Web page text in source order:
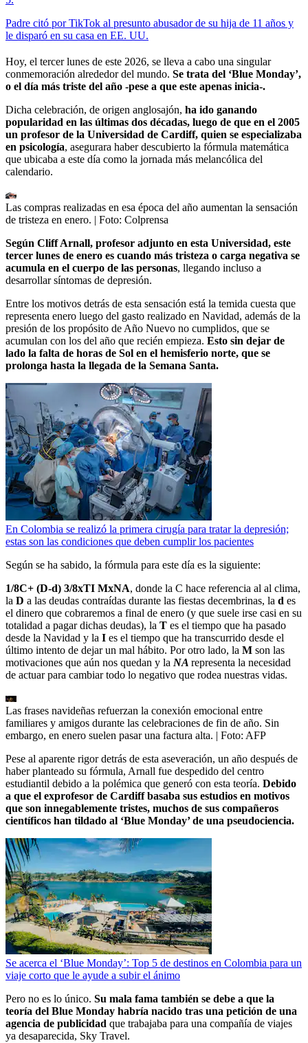
Padre citó por TikTok al presunto abusador de su hija de 11 años y
le disparó en su casa en EE. UU.
Hoy, el tercer lunes de este 2026, se lleva a cabo una singular
conmemoración alrededor del mundo. Se trata del ‘Blue Monday’,
o el día más triste del año -pese a que este apenas inicia-.
Dicha celebración, de origen anglosajón, ha ido ganando
popularidad en las últimas dos décadas, luego de que en el 2005
un profesor de la Universidad de Cardiff, quien se especializaba
en psicología, asegurara haber descubierto la fórmula matemática
que ubicaba a este día como la jornada más melancólica del
calendario.
Las compras realizadas en esa época del año aumentan la sensación
de tristeza en enero. | Foto: Colprensa
Según Cliff Arnall, profesor adjunto en esta Universidad, este
tercer lunes de enero es cuando más tristeza o carga negativa se
acumula en el cuerpo de las personas, llegando incluso a
desarrollar síntomas de depresión.
Entre los motivos detrás de esta sensación está la temida cuesta que
representa enero luego del gasto realizado en Navidad, además de la
presión de los propósito de Año Nuevo no cumplidos, que se
acumulan con los del año que recién empieza. Esto sin dejar de
lado la falta de horas de Sol en el hemisferio norte, que se
prolonga hasta la llegada de la Semana Santa.
En Colombia se realizó la primera cirugía para tratar la depresión;
estas son las condiciones que deben cumplir los pacientes
Según se ha sabido, la fórmula para este día es la siguiente:
1/8C+ (D-d) 3/8xTI MxNA, donde la C hace referencia al al clima,
la D a las deudas contraídas durante las fiestas decembrinas, la d es
el dinero que cobraremos a final de enero (y que suele irse casi en su
totalidad a pagar dichas deudas), la T es el tiempo que ha pasado
desde la Navidad y la I es el tiempo que ha transcurrido desde el
último intento de dejar un mal hábito. Por otro lado, la M son las
motivaciones que aún nos quedan y la NA representa la necesidad
de actuar para cambiar todo lo negativo que rodea nuestras vidas.
Las frases navideñas refuerzan la conexión emocional entre
familiares y amigos durante las celebraciones de fin de año. Sin
embargo, en enero suelen pasar una factura alta. | Foto: AFP
Pese al aparente rigor detrás de esta aseveración, un año después de
haber planteado su fórmula, Arnall fue despedido del centro
estudiantil debido a la polémica que generó con esta teoría. Debido
a que el exprofesor de Cardiff basaba sus estudios en motivos
que son innegablemente tristes, muchos de sus compañeros
científicos han tildado al ‘Blue Monday’ de una pseudociencia.
Se acerca el ‘Blue Monday’: Top 5 de destinos en Colombia para un
viaje corto que le ayude a subir el ánimo
Pero no es lo único. Su mala fama también se debe a que la
teoría del Blue Monday habría nacido tras una petición de una
agencia de publicidad que trabajaba para una compañía de viajes
ya desaparecida, Sky Travel.